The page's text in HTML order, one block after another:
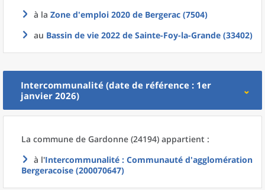
à la Zone d'emploi 2020 de Bergerac (7504)
au Bassin de vie 2022 de Sainte-Foy-la-Grande (33402)
Intercommunalité (date de référence : 1er
janvier 2026)
La commune de Gardonne (24194) appartient :
à l'Intercommunalité : Communauté d'agglomération
Bergeracoise (200070647)